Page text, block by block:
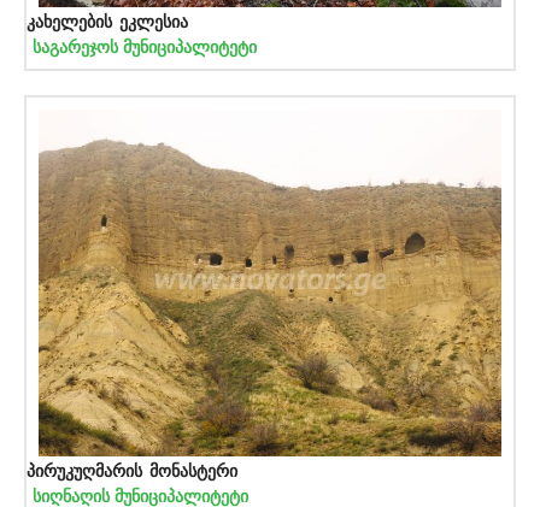
კახელების ეკლესია
საგარეჯოს მუნიციპალიტეტი
პირუკუღმარის მონასტერი
სიღნაღის მუნიციპალიტეტი